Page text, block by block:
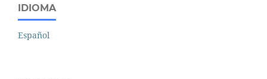
IDIOMA
Español